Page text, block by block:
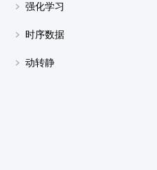
强化学习
时序数据
动转静